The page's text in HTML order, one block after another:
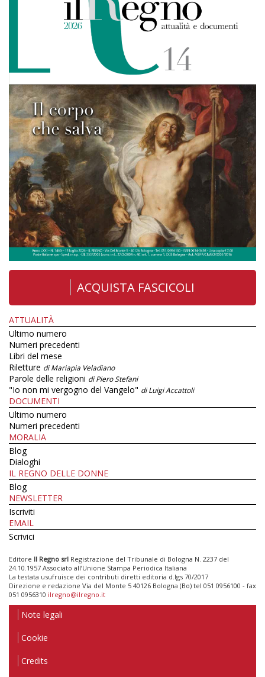
ACQUISTA FASCICOLI
ATTUALITÀ
Ultimo numero
Numeri precedenti
Libri del mese
Riletture di Mariapia Veladiano
Parole delle religioni di Piero Stefani
"Io non mi vergogno del Vangelo" di Luigi Accattoli
DOCUMENTI
Ultimo numero
Numeri precedenti
MORALIA
Blog
Dialoghi
IL REGNO DELLE DONNE
Blog
NEWSLETTER
Iscriviti
EMAIL
Scrivici
Editore Il Regno srl Registrazione del Tribunale di Bologna N. 2237 del
24.10.1957 Associato all’Unione Stampa Periodica Italiana
La testata usufruisce dei contributi diretti editoria d.lgs 70/2017
Direzione e redazione Via del Monte 5 40126 Bologna (Bo) tel 051 0956100 - fax
051 0956310 ilregno@ilregno.it
Note legali
Cookie
Credits